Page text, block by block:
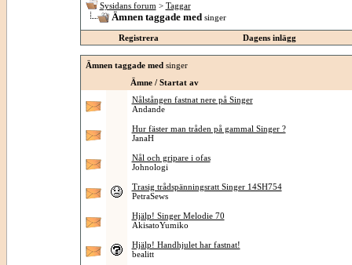
Sysidans forum > Taggar
Ämnen taggade med singer
Registrera Dagens inlägg
Ämnen taggade med singer
Ämne / Startat av
Nålstången fastnat nere på Singer
Andande
Hur fäster man tråden på gammal Singer ?
JanaH
Nål och gripare i ofas
Johnologi
Trasig trådspänningsratt Singer 14SH754
PetraSews
Hjälp! Singer Melodie 70
AkisatoYumiko
Hjälp! Handhjulet har fastnat!
bealitt